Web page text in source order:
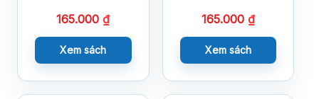
165.000₫
Xem sách
165.000 ₫
Xem sách